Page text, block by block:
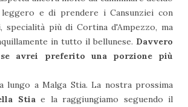
e di prendere i Cansunziei con
specialità più di Cortina d'Ampezzo, ma
in tutto il bellunese. Davvero
avrei preferito una porzione più
lungo a Malga Stia. La nostra prossima
Stiae la raggiungiamo seguendo il